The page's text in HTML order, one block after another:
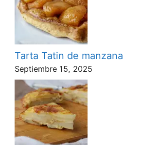
Tarta Tatin de manzana
Septiembre 15, 2025